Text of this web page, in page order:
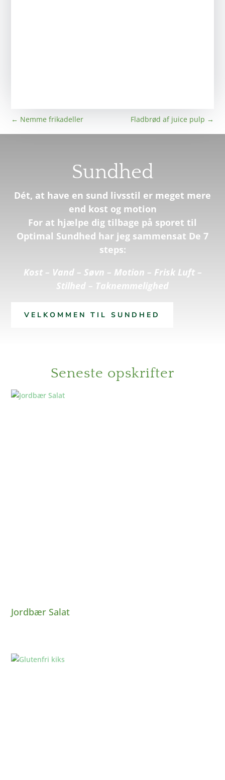
← Nemme frikadeller Fladbrød af juice pulp →
Sundhed
Dét, at have en sund livsstil er meget mere
end kost og motion
For at hjælpe dig tilbage på sporet til
Optimal Sundhed har jeg sammensat De 7
steps:
Kost – Vand – Søvn – Motion – Frisk Luft –
Stilhed – Taknemmelighed
VELKOMMEN TIL SUNDHED
Seneste opskrifter
Jordbær Salat